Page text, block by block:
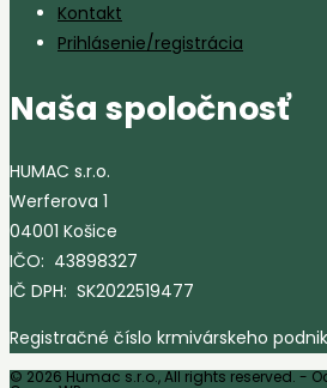
Kontakt
Prihlásenie/registrácia
Naša spoločnosť
HUMAC s.r.o.
Werferova 1
04001 Košice
IČO: 43898327
IČ DPH: SK2022519477
Registračné číslo krmivárskeho
© 2026 Humac s.r.o., All rights reserved. -